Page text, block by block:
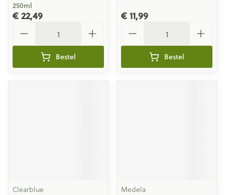
250ml
€ 22,49
Bestel
€ 11,99
Bestel
Clearblue Medela